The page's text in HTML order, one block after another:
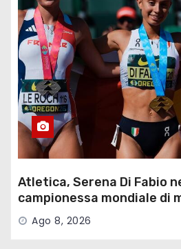
Atletica, Serena Di Fabio
campionessa mondiale di
Ago 8, 2026